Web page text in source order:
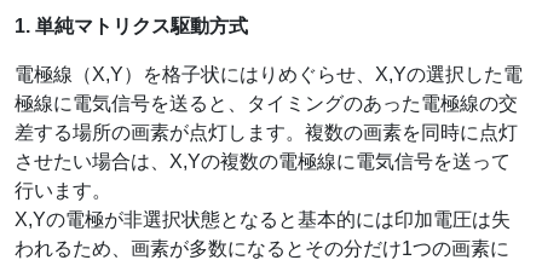
1. 単純マトリクス駆動方式
電極線（X,Y）を格子状にはりめぐらせ、X,Yの選択した電
極線に電気信号を送ると、タイミングのあった電極線の交
差する場所の画素が点灯します。複数の画素を同時に点灯
させたい場合は、X,Yの複数の電極線に電気信号を送って
行います。
X,Yの電極が非選択状態となると基本的には印加電圧は失
われるため、画素が多数になるとその分だけ1つの画素に